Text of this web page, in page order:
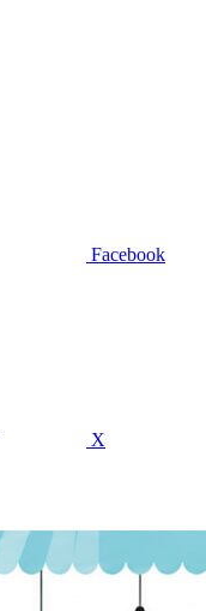
Facebook
X